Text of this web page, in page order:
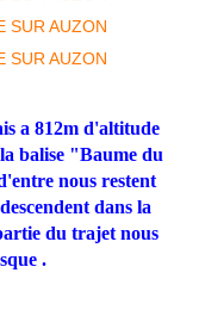
a 812m d'altitude
balise "Baume du
nous restent
dans la
du trajet nous
.